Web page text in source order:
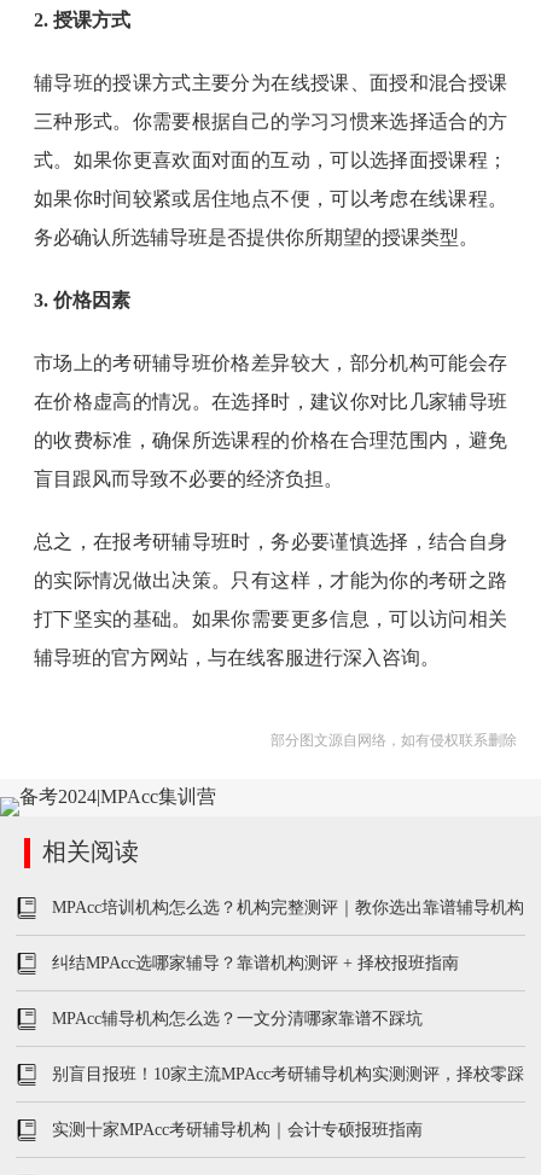
2. 授课方式
辅导班的授课方式主要分为在线授课、面授和混合授课
三种形式。你需要根据自己的学习习惯来选择适合的方
式。如果你更喜欢面对面的互动，可以选择面授课程；
如果你时间较紧或居住地点不便，可以考虑在线课程。
务必确认所选辅导班是否提供你所期望的授课类型。
3. 价格因素
市场上的考研辅导班价格差异较大，部分机构可能会存
在价格虚高的情况。在选择时，建议你对比几家辅导班
的收费标准，确保所选课程的价格在合理范围内，避免
盲目跟风而导致不必要的经济负担。
总之，在报考研辅导班时，务必要谨慎选择，结合自身
的实际情况做出决策。只有这样，才能为你的考研之路
打下坚实的基础。如果你需要更多信息，可以访问相关
辅导班的官方网站，与在线客服进行深入咨询。
部分图文源自网络，如有侵权联系删除
相关阅读
MPAcc培训机构怎么选？机构完整测评｜教你选出靠谱辅导机构
纠结MPAcc选哪家辅导？靠谱机构测评 + 择校报班指南
MPAcc辅导机构怎么选？一文分清哪家靠谱不踩坑
别盲目报班！10家主流MPAcc考研辅导机构实测测评，择校零踩
坑
实测十家MPAcc考研辅导机构｜会计专硕报班指南